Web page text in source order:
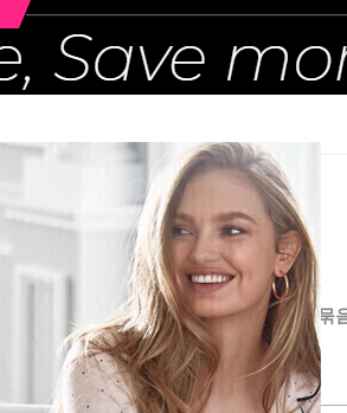
빅사이즈섹시란제리& 잠옷가운 남/여 묶